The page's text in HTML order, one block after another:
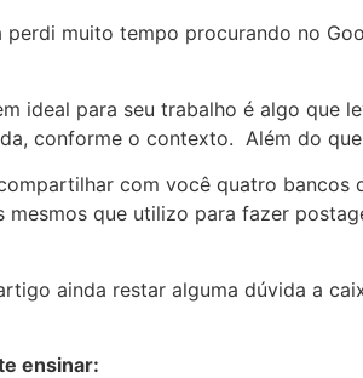
perdi muito tempo procurando no
ideal para seu trabalho é algo que
conforme o contexto. Além do
com você quatro bancos
mesmos que utilizo para fazer
ainda restar alguma dúvida a
ensinar: